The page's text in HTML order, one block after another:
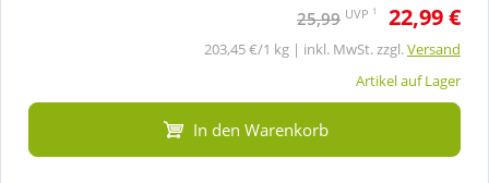
25,99 UVP 1 22,99 €
203,45 €/1 kg | inkl. MwSt. zzgl.Versand
Artikel auf Lager
In den Warenkorb